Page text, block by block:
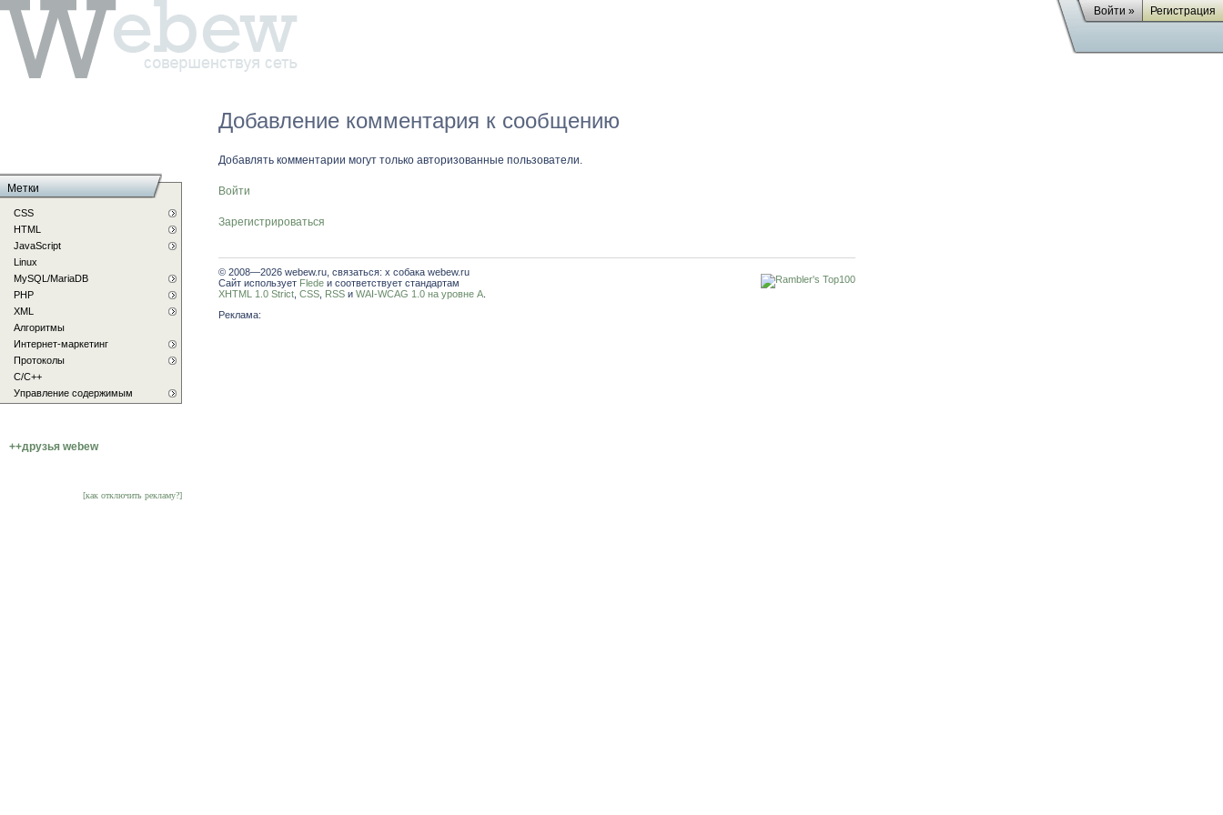
Войти » Регистрация
Добавление комментария к сообщению
Добавлять комментарии могут только авторизованные пользователи.
Войти
Зарегистрироваться
© 2008—2026 webew.ru, связаться: x собака webew.ru
Сайт использует Flede и соответствует стандартам
XHTML 1.0 Strict CSS RSS и WAI-WCAG 1.0 на уровне A
Реклама:
Метки
CSS
HTML
JavaScript
Linux
MySQL/MariaDB
PHP
XML
Алгоритмы
Интернет-маркетинг
Протоколы
С/C++
Управление содержимым
++друзья webew
[как отключить рекламу?]